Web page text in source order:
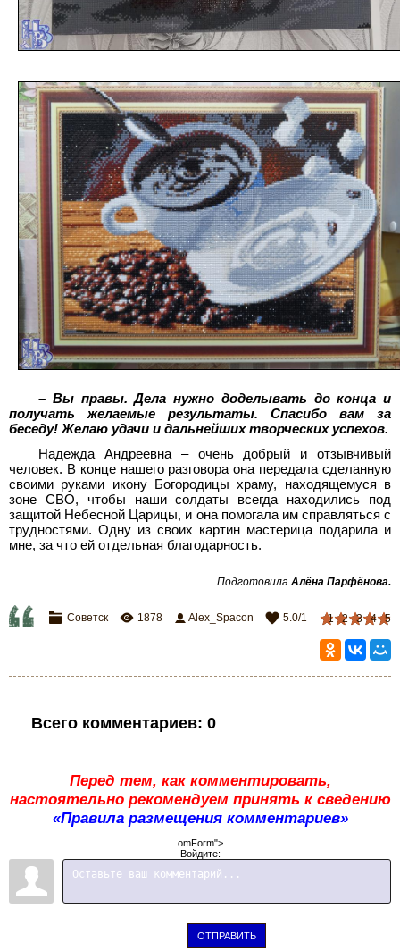
– Вы правы. Дела нужно доделывать до конца и
получать желаемые результаты. Спасибо вам за
беседу! Желаю удачи и дальнейших творческих успехов.
Надежда Андреевна – очень добрый и отзывчивый
человек. В конце нашего разговора она передала сделанную
своими руками икону Богородицы храму, находящемуся в
зоне СВО, чтобы наши солдаты всегда находились под
защитой Небесной Царицы, и она помогала им справляться с
трудностями. Одну из своих картин мастерица подарила и
мне, за что ей отдельная благодарность.
Подготовила Алёна Парфёнова.
1 2 3 4 5
Советск 1878 Alex_Spacon 5.0/1
Всего комментариев: 0
Перед тем, как комментировать,
настоятельно рекомендуем принять к сведению
«Правила размещения комментариев»
omForm">
Войдите:
ОТПРАВИТЬ